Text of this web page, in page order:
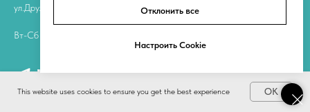
This website uses cookies to ensure you get the best experience OK
Отклонить все
Настроить Cookie
ул.Дружбы 2/19 (рядом с 4 подъездом)
Вт-Сб — 14:00-19:00